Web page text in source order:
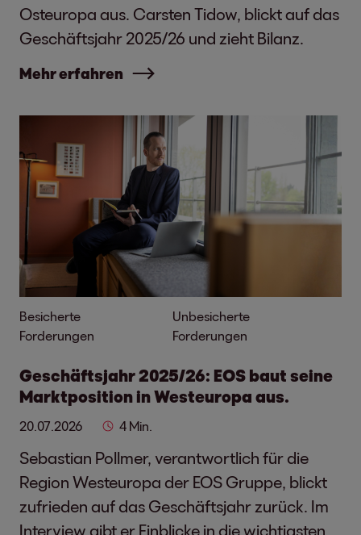
Osteuropa aus. Carsten Tidow, blickt auf das
Geschäftsjahr 2025/26 und zieht Bilanz.
Mehr erfahren
Besicherte
Forderungen
Unbesicherte
Forderungen
Geschäftsjahr 2025/26: EOS baut seine
Marktposition in Westeuropa aus.
20.07.2026 4 Min.
Sebastian Pollmer, verantwortlich für die
Region Westeuropa der EOS Gruppe, blickt
zufrieden auf das Geschäftsjahr zurück. Im
Interview gibt er Einblicke in die wichtigsten